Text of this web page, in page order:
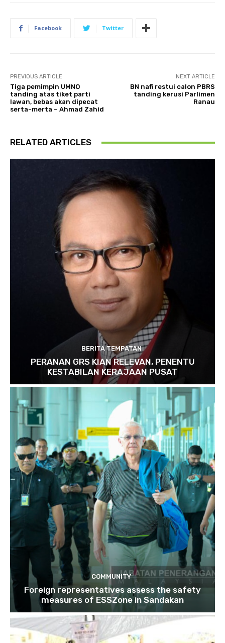
Facebook Twitter
PREVIOUS ARTICLE
Tiga pemimpin UMNO
tanding atas tiket parti
lawan, bebas akan dipecat
serta-merta – Ahmad Zahid
NEXT ARTICLE
BN nafi restui calon PBRS
tanding kerusi Parlimen
Ranau
RELATED ARTICLES
BERITA TEMPATAN
PERANAN GRS KIAN RELEVAN, PENENTU
KESTABILAN KERAJAAN PUSAT
COMMUNITY
Foreign representatives assess the safety
measures of ESSZone in Sandakan